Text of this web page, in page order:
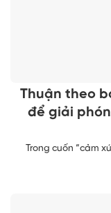
Thuận theo
để giải
Trong cuốn “cảm